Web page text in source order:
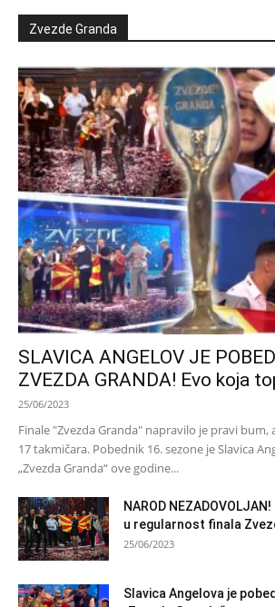
Zvezde Granda
SLAVICA ANGELOV JE
ZVEZDA GRANDA! Evo koja
25/06/2023
Finale "Zvezda Granda" napravilo je pravi bum,
17 takmičara. Pobednik 16. sezone je Slavica
„Zvezda Granda“ ove godine...
NAROD
u regularnost finala
25/06/2023
Slavica Angelova je